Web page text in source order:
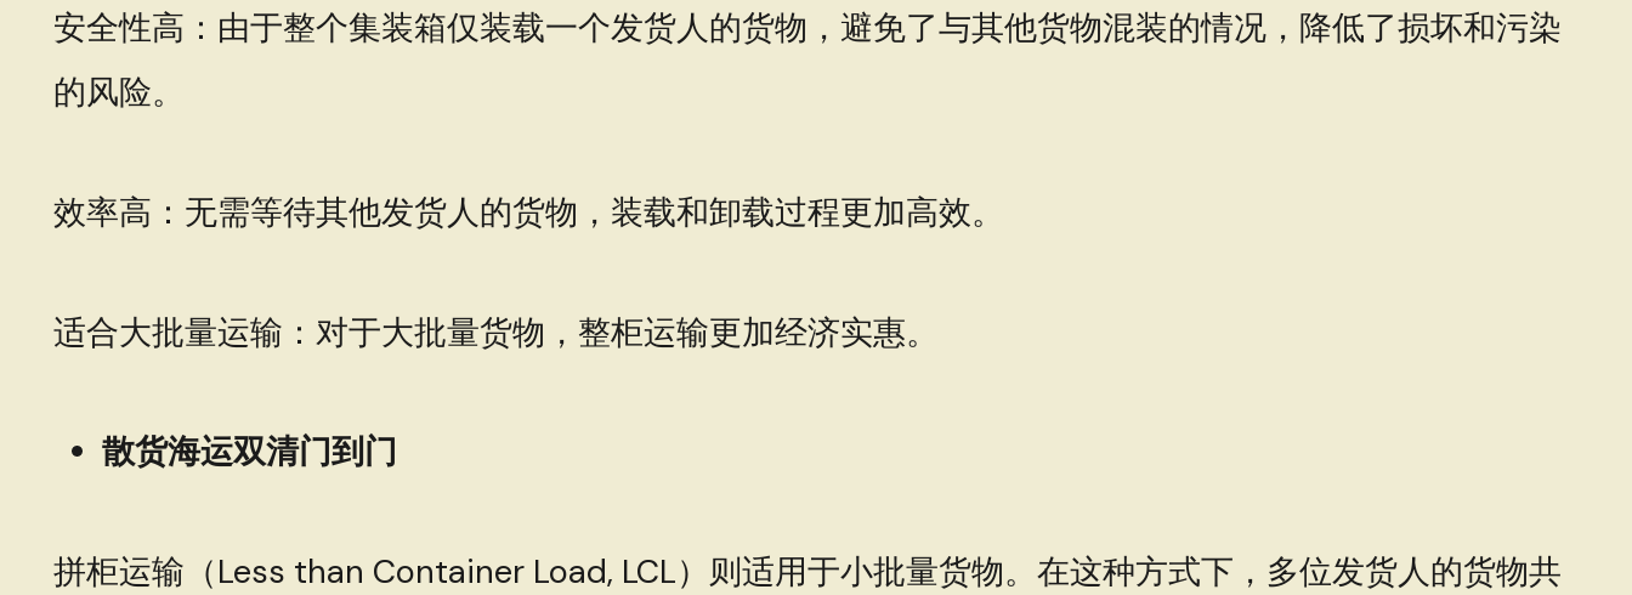
安全性高：由于整个集装箱仅装载一个发货人的货物，避免了与其他货物混装的情况，降低了损坏和污染
的风险。
效率高：无需等待其他发货人的货物，装载和卸载过程更加高效。
适合大批量运输：对于大批量货物，整柜运输更加经济实惠。
散货海运双清门到门
拼柜运输（Less than Container Load, LCL）则适用于小批量货物。在这种方式下，多位发货人的货物共